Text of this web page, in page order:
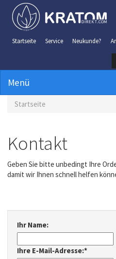
Startseite Service Neukunde?
Menü
Startseite
Kontakt
Geben Sie bitte unbedingt Ihre
damit wir Ihnen schnell helfen
Ihr Name:
Ihre E-Mail-Adresse:*